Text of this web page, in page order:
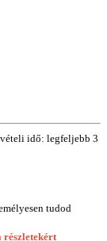
idő: legfeljebb 3
tudod
részletekért